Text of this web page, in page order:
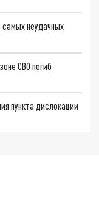
самых неудачных
СВО погиб
пункта дислокации